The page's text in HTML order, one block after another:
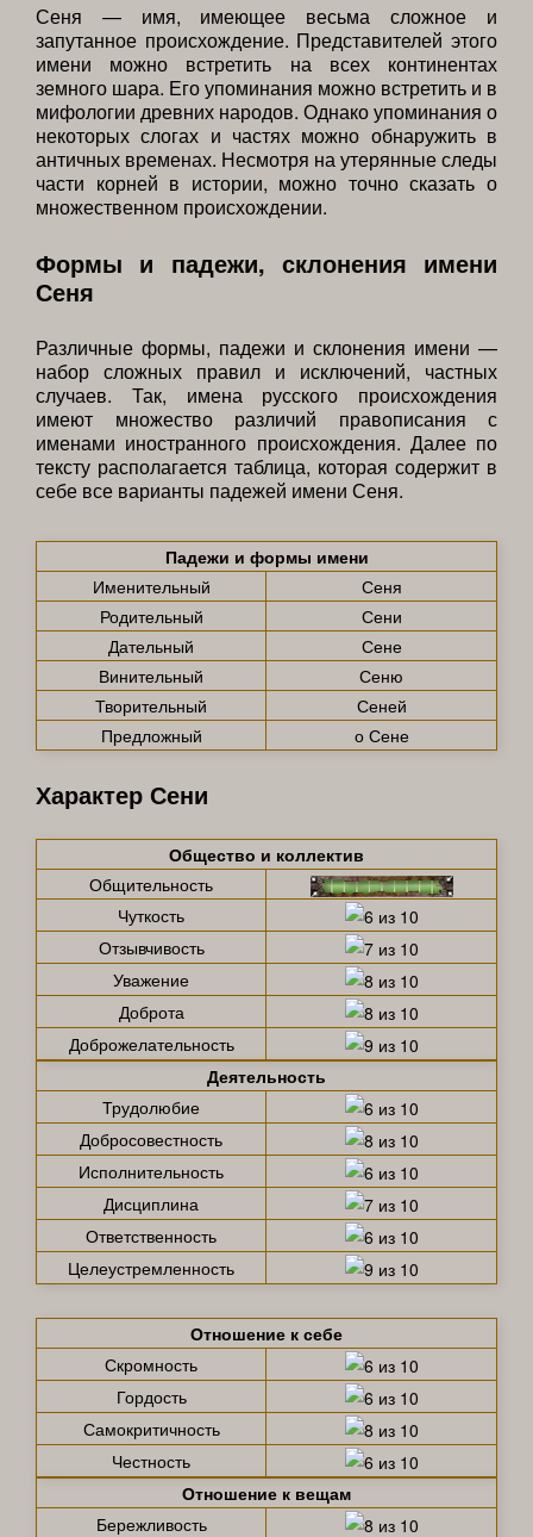
Сеня — имя, имеющее весьма сложное и
запутанное происхождение. Представителей этого
имени можно встретить на всех континентах
земного шара. Его упоминания можно встретить и в
мифологии древних народов. Однако упоминания о
некоторых слогах и частях можно обнаружить в
античных временах. Несмотря на утерянные следы
части корней в истории, можно точно сказать о
множественном происхождении.
Формы и падежи, склонения имени
Сеня
Различные формы, падежи и склонения имени —
набор сложных правил и исключений, частных
случаев. Так, имена русского происхождения
имеют множество различий правописания с
именами иностранного происхождения. Далее по
тексту располагается таблица, которая содержит в
себе все варианты падежей имени Сеня.
Падежи и формы имени
Именительный
Сеня
Родительный
Сени
Дательный
Сене
Винительный
Сеню
Творительный
Сеней
Предложный
о Сене
Характер Сени
Общество и коллектив
Общительность
Чуткость
Отзывчивость
Уважение
Доброта
Доброжелательность
Деятельность
Трудолюбие
Добросовестность
Исполнительность
Дисциплина
Ответственность
Целеустремленность
Отношение к себе
Скромность
Гордость
Самокритичность
Честность
Отношение к вещам
Бережливость